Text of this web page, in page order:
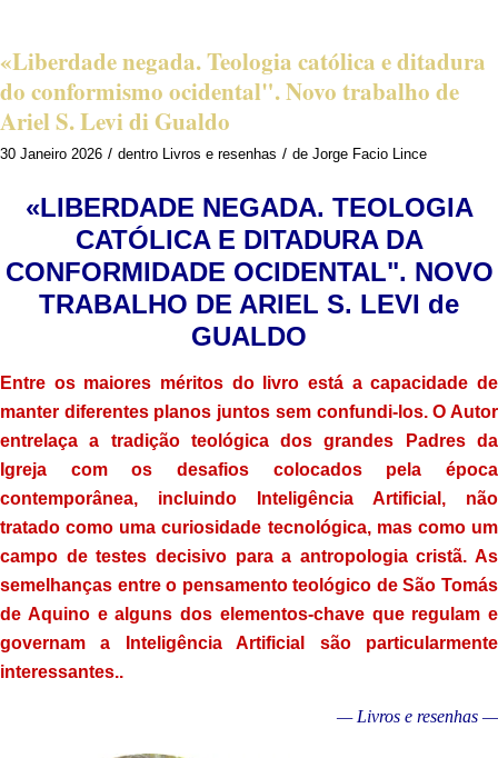
«Liberdade negada. Teologia católica e ditadura
do conformismo ocidental". Novo trabalho de
Ariel S. Levi di Gualdo
30 Janeiro 2026 / dentro Livros e resenhas / de Jorge Facio Lince
«LIBERDADE NEGADA. TEOLOGIA
CATÓLICA E DITADURA DA
CONFORMIDADE OCIDENTAL". NOVO
TRABALHO DE ARIEL S. LEVI de
GUALDO
Entre os maiores méritos do livro está a capacidade de
manter diferentes planos juntos sem confundi-los. O Autor
entrelaça a tradição teológica dos grandes Padres da
Igreja com os desafios colocados pela época
contemporânea, incluindo Inteligência Artificial, não
tratado como uma curiosidade tecnológica, mas como um
campo de testes decisivo para a antropologia cristã. As
semelhanças entre o pensamento teológico de São Tomás
de Aquino e alguns dos elementos-chave que regulam e
governam a Inteligência Artificial são particularmente
interessantes..
— Livros e resenhas —